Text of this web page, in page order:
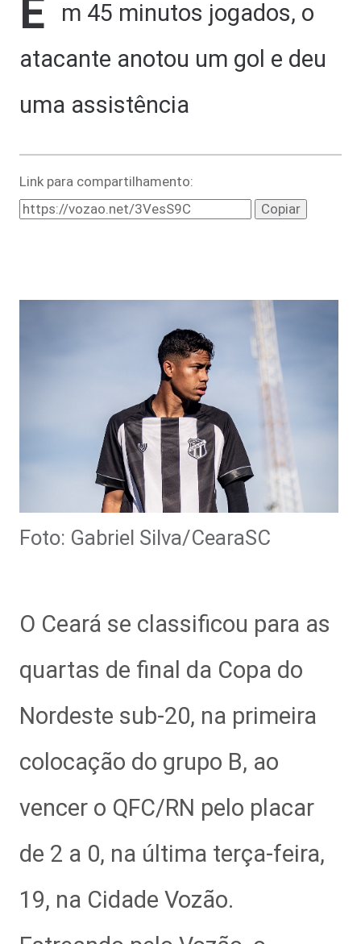
E
m 45 minutos jogados, o
atacante anotou um gol e deu
uma assistência
Link para compartilhamento:
Copiar
Foto: Gabriel Silva/CearaSC
O Ceará se classificou para as
quartas de final da Copa do
Nordeste sub-20, na primeira
colocação do grupo B, ao
vencer o QFC/RN pelo placar
de 2 a 0, na última terça-feira,
19, na Cidade Vozão.